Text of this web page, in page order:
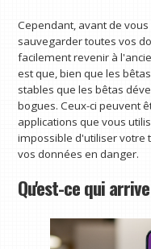
Cependant, avant de
sauvegarder toutes vos
facilement revenir à
est que, bien que les
stables que les bêtas
bogues. Ceux-ci peuvent
applications que vous
impossible d'utiliser votre
vos données en danger.
Qu'est-ce qui